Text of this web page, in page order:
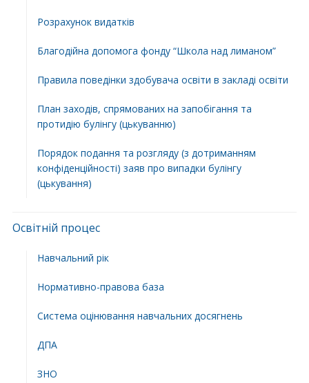
Розрахунок видатків
Благодійна допомога фонду “Школа над лиманом”
Правила поведінки здобувача освіти в закладі освіти
План заходів, спрямованих на запобігання та
протидію булінгу (цькуванню)
Порядок подання та розгляду (з дотриманням
конфіденційності) заяв про випадки булінгу
(цькування)
Освітній процес
Навчальний рік
Нормативно-правова база
Система оцінювання навчальних досягнень
ДПА
ЗНО